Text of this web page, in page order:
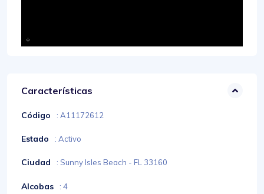
Características
Código : A11172612
Estado : Activo
Ciudad : Sunny Isles Beach - FL 33160
Alcobas : 4